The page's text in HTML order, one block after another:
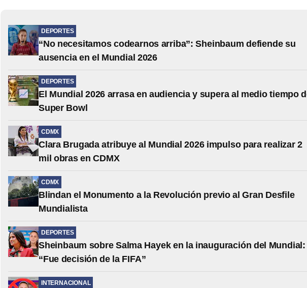
DEPORTES
“No necesitamos codearnos arriba”: Sheinbaum defiende su
ausencia en el Mundial 2026
DEPORTES
El Mundial 2026 arrasa en audiencia y supera al medio tiempo
Super Bowl
CDMX
Clara Brugada atribuye al Mundial 2026 impulso para realizar 2
mil obras en CDMX
CDMX
Blindan el Monumento a la Revolución previo al Gran Desfile
Mundialista
DEPORTES
Sheinbaum sobre Salma Hayek en la inauguración del Mundial:
“Fue decisión de la FIFA”
INTERNACIONAL